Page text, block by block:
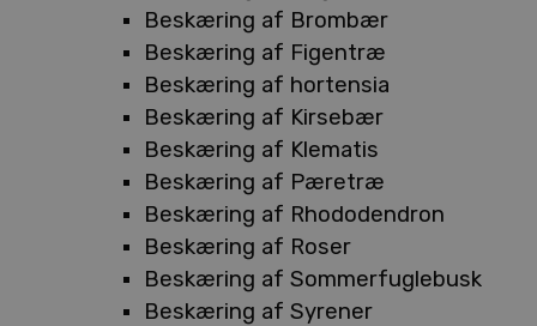
Beskæring af Brombær
Beskæring af Figentræ
Beskæring af hortensia
Beskæring af Kirsebær
Beskæring af Klematis
Beskæring af Pæretræ
Beskæring af Rhododendron
Beskæring af Roser
Beskæring af Sommerfuglebusk
Beskæring af Syrener